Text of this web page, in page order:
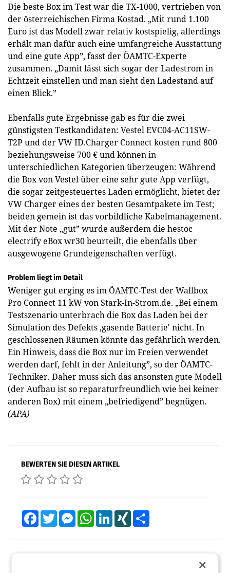
Die beste Box im Test war die TX-1000, vertrieben von
der österreichischen Firma Kostad. „Mit rund 1.100
Euro ist das Modell zwar relativ kostspielig, allerdings
erhält man dafür auch eine umfangreiche Ausstattung
und eine gute App”, fasst der ÖAMTC-Experte
zusammen. „Damit lässt sich sogar der Ladestrom in
Echtzeit einstellen und man sieht den Ladestand auf
einen Blick.”
Ebenfalls gute Ergebnisse gab es für die zwei
günstigsten Testkandidaten: Vestel EVC04-AC11SW-
T2P und der VW ID.Charger Connect kosten rund 800
beziehungsweise 700 € und können in
unterschiedlichen Kategorien überzeugen: Während
die Box von Vestel über eine sehr gute App verfügt,
die sogar zeitgesteuertes Laden ermöglicht, bietet der
VW Charger eines der besten Gesamtpakete im Test;
beiden gemein ist das vorbildliche Kabelmanagement.
Mit der Note „gut” wurde außerdem die hestoc
electrify eBox wr30 beurteilt, die ebenfalls über
ausgewogene Grundeigenschaften verfügt.
Problem liegt im Detail
Weniger gut erging es im ÖAMTC-Test der Wallbox
Pro Connect 11 kW von Stark-In-Strom.de. „Bei einem
Testszenario unterbrach die Box das Laden bei der
Simulation des Defekts ‚gasende Batterie' nicht. In
geschlossenen Räumen könnte das gefährlich werden.
Ein Hinweis, dass die Box nur im Freien verwendet
werden darf, fehlt in der Anleitung”, so der ÖAMTC-
Techniker. Daher muss sich das ansonsten gute Modell
(der Aufbau ist so reparaturfreundlich wie bei keiner
anderen Box) mit einem „befriedigend” begnügen.
(APA)
BEWERTEN SIE DIESEN ARTIKEL
FacebookTwitter MessengerWhatsAppLinkedInXING
×